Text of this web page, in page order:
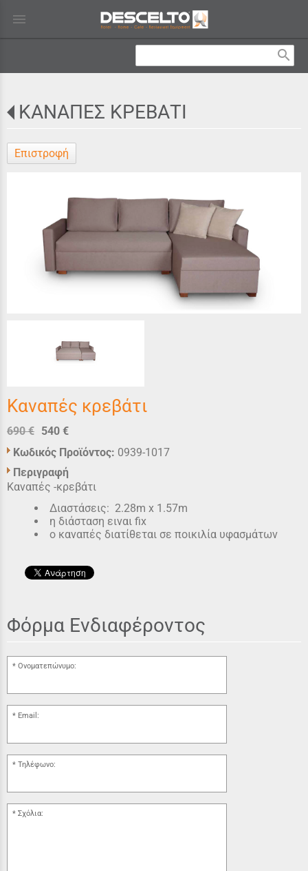
menu
search
ΚΑΝΑΠΕΣ ΚΡΕΒΑΤΙ
Επιστροφή
Καναπές κρεβάτι
690 € 540 €
Κωδικός Προϊόντος: 0939-1017
Περιγραφή
Καναπές -κρεβάτι
Διαστάσεις: 2.28m x 1.57m
η διάσταση ειναι fix
ο καναπές διατίθεται σε ποικιλία υφασμάτων
Φόρμα Ενδιαφέροντος
Ονοματεπώνυμο:
Email:
Τηλέφωνο:
Σχόλια: